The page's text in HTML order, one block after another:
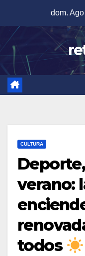
content
dom.
CULTURA
verano:
todos